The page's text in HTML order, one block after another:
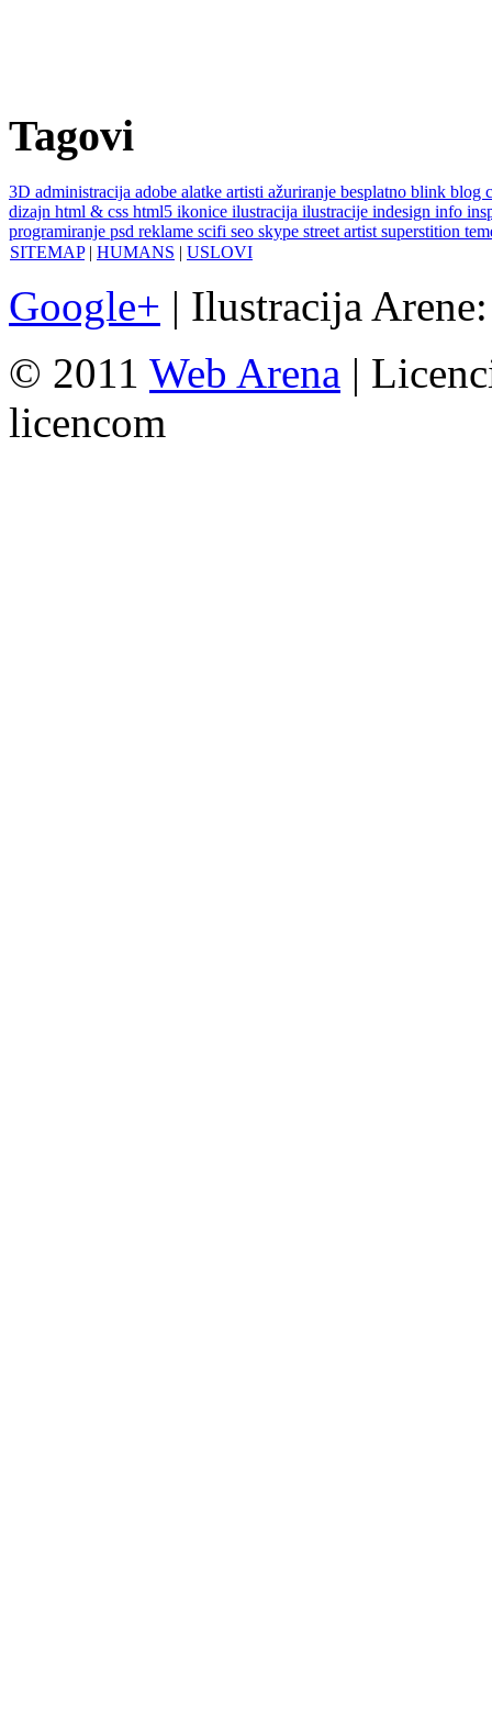
Tagovi
3D administracija adobe alatke artisti ažuriranje besplatno blink blog
dizajn html & css html5 ikonice ilustracija ilustracije indesign info
programiranje psd reklame scifi seo skype street artist superstition
SITEMAP| HUMANS | USLOVI
Google+ | Ilustracija
© 2011 Web Arena |
licencom